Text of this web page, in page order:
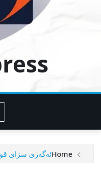
Homeئەگەری سزای